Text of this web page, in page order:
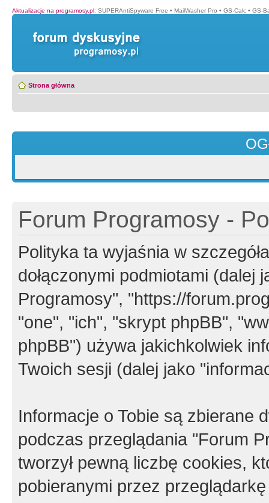
Aktualizacje na programosy.pl: SUPERAntiSpyware Free • MailWasher Pro • GS-Calc • GS-
Strona główna
Forum Programosy -
Polityka ta wyjaśnia w
dołączonymi podmiotami (dalej
Programosy", "https://
"one", "ich", "skrypt phpBB",
phpBB") używa jakichkolwiek
Twoich sesji (dalej jako
Informacje o Tobie są zbierane
podczas przeglądania "Forum
tworzył pewną liczbę cookies,
pobieranymi przez